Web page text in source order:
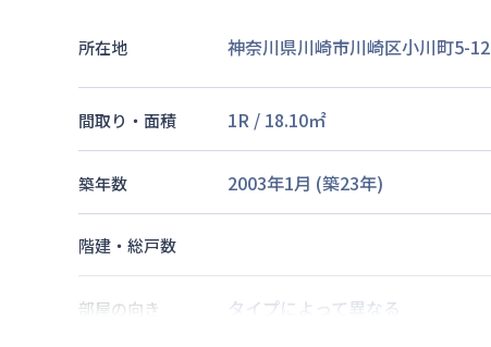
所在地 神奈川県川崎市川崎区小川町5-12
間取り・面積 1R / 18.10㎡
築年数 2003年1月 (築23年)
階建・総戸数
部屋の向き タイプによって異なる